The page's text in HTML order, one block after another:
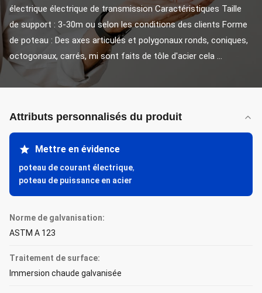
électrique électrique de transmission Caractéristiques Taille
de support : 3-30m ou selon les conditions des clients Forme
de poteau : Des axes articulés et polygonaux ronds, coniques,
octogonaux, carrés, mi sont faits de tôle d'acier cela ...
Attributs personnalisés du produit
Mettre en évidence
poteau de courant électrique,
poteau de puissance en acier
Norme de galvanisation:
ASTM A 123
Traitement de surface:
Immersion chaude galvanisée